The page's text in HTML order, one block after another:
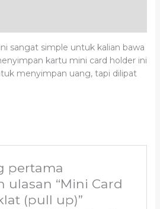
sangat simple untuk kalian bawa
kartu mini card holder ini
menyimpan uang, tapi dilipat
pertama
ulasan “Mini Card
(pull up)”